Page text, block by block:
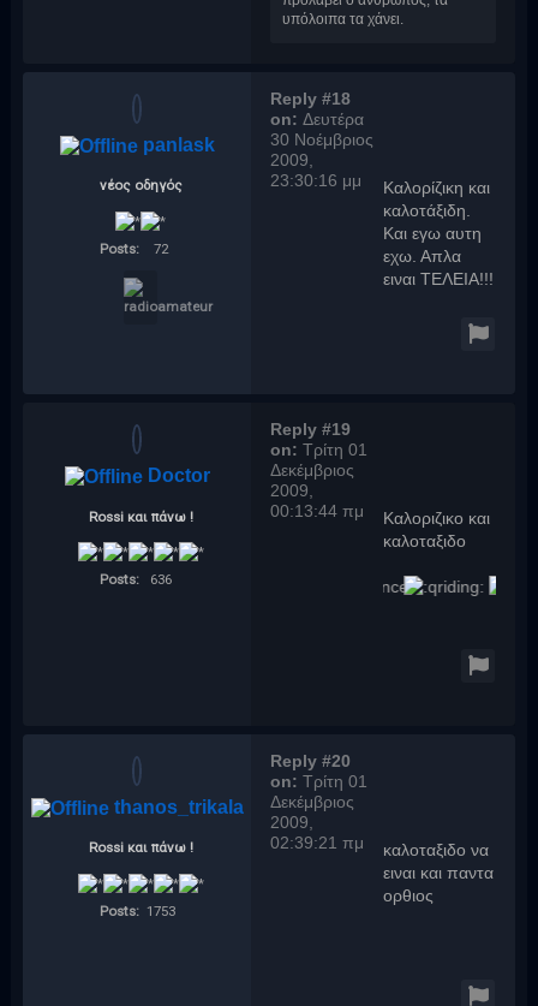
υπόλοιπα τα χάνει.
panlask
νέος οδηγός
Posts: 72
Reply #18
on: Δευτέρα
30 Νοέμβριος
2009,
23:30:16 μμ
Καλορίζικη και
καλοτάξιδη.
Και εγω αυτη
εχω. Απλα
ειναι ΤΕΛΕΙΑ!!!
Doctor
Rossi και πάνω !
Posts: 636
Reply #19
on: Τρίτη 01
Δεκέμβριος
2009,
00:13:44 πμ
Καλοριζικο και
καλοταξιδο
thanos_trikala
Rossi και πάνω !
Posts: 1753
Reply #20
on: Τρίτη 01
Δεκέμβριος
2009,
02:39:21 πμ
καλοταξιδο να
ειναι και παντα
ορθιος